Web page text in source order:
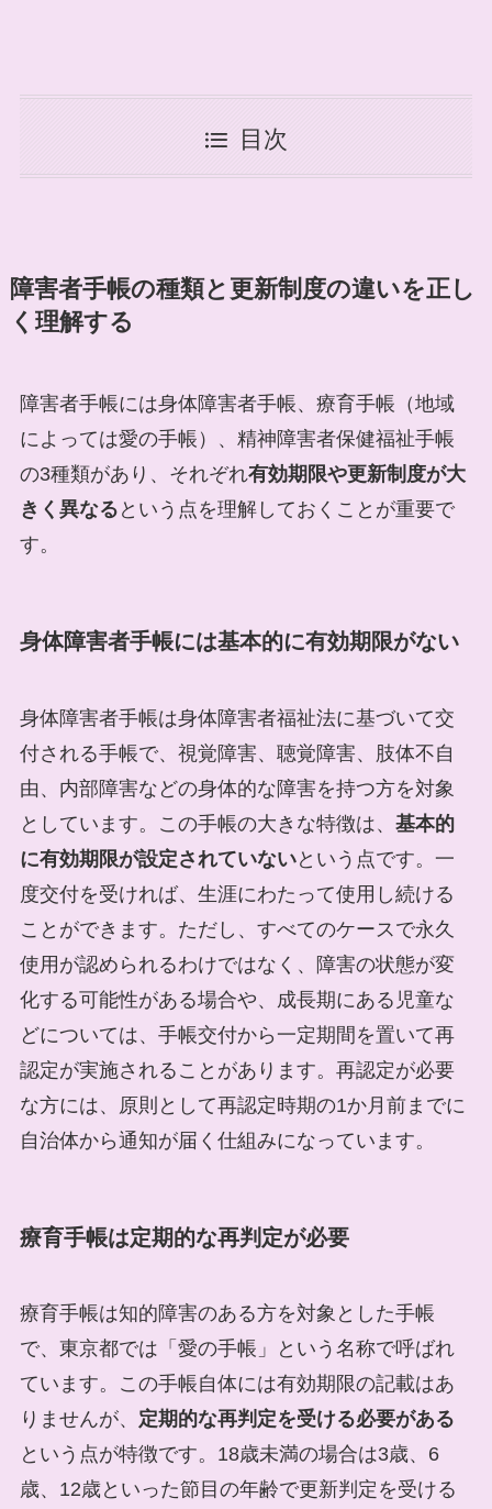
目次
障害者手帳の種類と更新制度の違いを正し
く理解する
障害者手帳には身体障害者手帳、療育手帳（地域
によっては愛の手帳）、精神障害者保健福祉手帳
の3種類があり、それぞれ有効期限や更新制度が大
きく異なる という点を理解しておくことが重要で
す。
身体障害者手帳には基本的に有効期限がない
身体障害者手帳は身体障害者福祉法に基づいて交
付される手帳で、視覚障害、聴覚障害、肢体不自
由、内部障害などの身体的な障害を持つ方を対象
としています。この手帳の大きな特徴は、 基本的
に有効期限が設定されていないという点です。一
度交付を受ければ、生涯にわたって使用し続ける
ことができます。ただし、すべてのケースで永久
使用が認められるわけではなく、障害の状態が変
化する可能性がある場合や、成長期にある児童な
どについては、手帳交付から一定期間を置いて再
認定が実施されることがあります。再認定が必要
な方には、原則として再認定時期の1か月前までに
自治体から通知が届く仕組みになっています。
療育手帳は定期的な再判定が必要
療育手帳は知的障害のある方を対象とした手帳
で、東京都では「愛の手帳」という名称で呼ばれ
ています。この手帳自体には有効期限の記載はあ
りませんが、 定期的な再判定を受ける必要がある
という点が特徴です。18歳未満の場合は3歳、6
歳、12歳といった節目の年齢で更新判定を受ける